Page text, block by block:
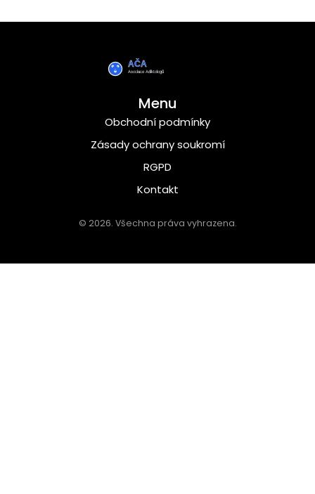
Menu
Obchodní podmínky
Zásady ochrany soukromí
RGPD
Kontakt
© 2026. Všechna práva vyhrazena.